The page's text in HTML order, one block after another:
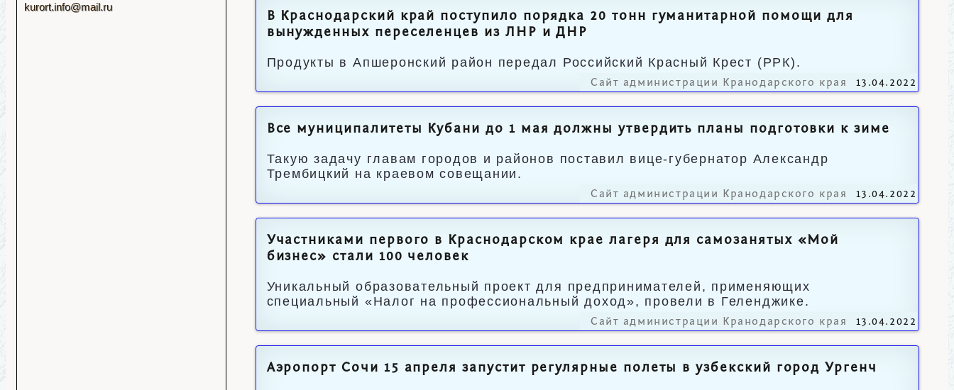
kurort.info@mail.ru
В Краснодарский край поступило порядка 20 тонн гуманитарной помощи для
вынужденных переселенцев из ЛНР и ДНР
Продукты в Апшеронский район передал Российский Красный Крест (РРК).
Сайт администрации Кранодарского края 13.04.2022
Все муниципалитеты Кубани до 1 мая должны утвердить планы подготовки к зиме
Такую задачу главам городов и районов поставил вице-губернатор Александр
Трембицкий на краевом совещании.
Сайт администрации Кранодарского края 13.04.2022
Участниками первого в Краснодарском крае лагеря для самозанятых «Мой
бизнес» стали 100 человек
Уникальный образовательный проект для предпринимателей, применяющих
специальный «Налог на профессиональный доход», провели в Геленджике.
Сайт администрации Кранодарского края 13.04.2022
Аэропорт Сочи 15 апреля запустит регулярные полеты в узбекский город Ургенч